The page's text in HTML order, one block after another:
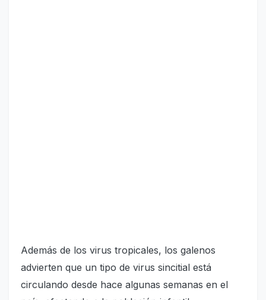
Además de los virus tropicales, los galenos
advierten que un tipo de virus sincitial está
circulando desde hace algunas semanas en el